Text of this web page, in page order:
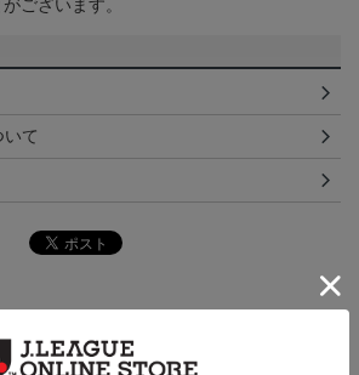
ございます。
て